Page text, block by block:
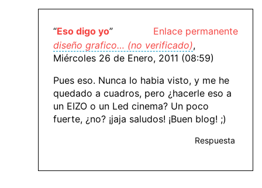
Enlace permanente
“Eso digo yo”
diseño grafico… (no verificado),
Miércoles 26 de Enero, 2011 (08:59)
Pues eso. Nunca lo habia visto, y me he
quedado a cuadros, pero ¿hacerle eso a
un EIZO o un Led cinema? Un poco
fuerte, ¿no? ¡jaja saludos! ¡Buen blog! ;)
Respuesta